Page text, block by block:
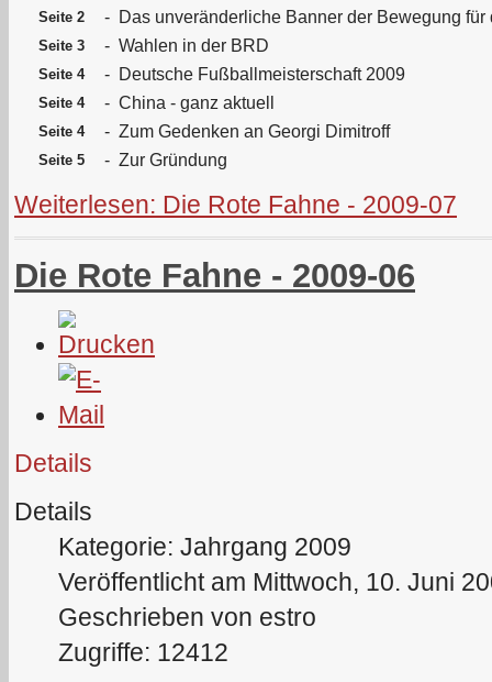
Seite 2 - Das unveränderliche Banner der Bewegung
Seite 3 - Wahlen in der BRD
Seite 4 - Deutsche Fußballmeisterschaft 2009
Seite 4 - China - ganz aktuell
Seite 4 - Zum Gedenken an Georgi Dimitroff
Seite 5 - Zur Gründung
Weiterlesen: Die Rote Fahne - 2009-07
Die Rote Fahne - 2009-06
Details
Details
Kategorie: Jahrgang 2009
Veröffentlicht am Mittwoch, 10. Juni
Geschrieben von estro
Zugriffe: 12412